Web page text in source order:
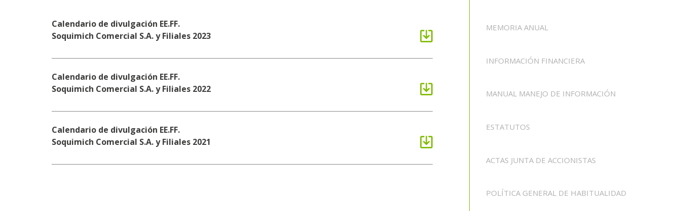
Calendario de divulgación EE.FF.
Soquimich Comercial S.A. y Filiales 2023
Calendario de divulgación EE.FF.
Soquimich Comercial S.A. y Filiales 2022
Calendario de divulgación EE.FF.
Soquimich Comercial S.A. y Filiales 2021
MEMORIA ANUAL
INFORMACIÓN FINANCIERA
MANUAL MANEJO DE INFORMACIÓN
ESTATUTOS
ACTAS JUNTA DE ACCIONISTAS
POLÍTICA GENERAL DE HABITUALIDAD